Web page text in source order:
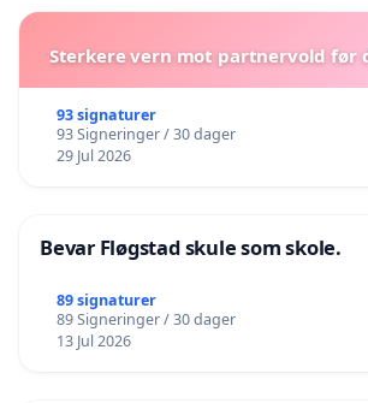
Sterkere vern mot partnervold før
93 signaturer
93 Signeringer / 30 dager
29 Jul 2026
Bevar Fløgstad skule som skole.
89 signaturer
89 Signeringer / 30 dager
13 Jul 2026